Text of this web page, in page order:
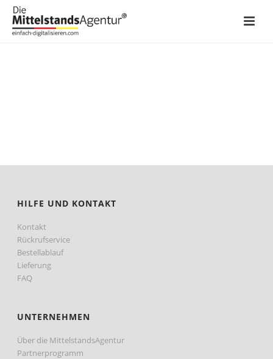
PRODUKTE
HILFE UND KONTAKT
Kontakt
Rückrufservice
Bestellablauf
Lieferung
FAQ
UNTERNEHMEN
Über die MittelstandsAgentur
Partnerprogramm